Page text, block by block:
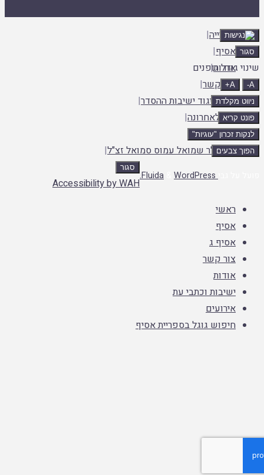
ספרייה|
אסיף|
אודות|
צור קשר|
אתר איגוד ישיבות ההסדר|
עלו לאחרונה|
תנאי שימוש|
הרב ד"ר שמואל עמוס סמואל זצ"ל|
&WordPress.
גודל גופנים
A+
מקלדת
קריא
זכרון "עוגיות"
צבעים
Accessibility by WAH
ראשי
אסיף
אסיף ג
צור קשר
אודות
ישיבות וכתבי עת
אירועים
חיפוש גוגל בספריית אסיף